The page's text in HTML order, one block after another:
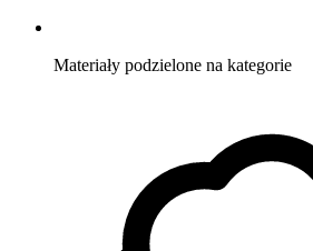
Materiały podzielone na kategorie